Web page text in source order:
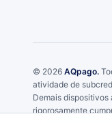
© 2026 AQpago.
atividade de
Demais
rigorosamente